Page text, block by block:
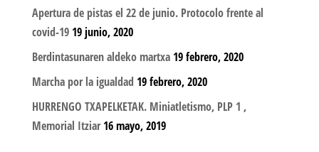
Apertura de pistas el 22 de junio. Protocolo frente al
covid-19 19 junio, 2020
Berdintasunaren aldeko martxa 19 febrero, 2020
Marcha por la igualdad 19 febrero, 2020
HURRENGO TXAPELKETAK. Miniatletismo, PLP 1 ,
Memorial Itziar 16 mayo, 2019